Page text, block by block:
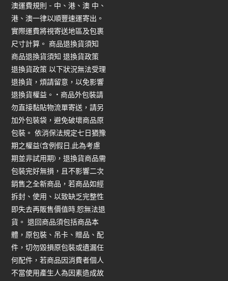
澳運費規則 - 中、港、澳 中、
港、澳一律以順豐速運寄出。
實際運費將視寄送地區及包裹
尺寸計算。 商品退換貨須知
商品退換貨須知 退換貨政策
退換貨政策 以下狀況無法受理
退換貨，煩請留意，以免影響
退換貨權益。 • 商品外包裝請
勿直接黏貼物流單寄送，請另
加外包裝袋，避免破壞商品原
包裝。 依消保法規定七日猶豫
期之權益(含例假日,此為考慮
期並非試用期)，退換貨商品需
包裝完好無損，且不影響二次
銷售之全新商品，若商品如經
拆封、使用、以致缺乏完整性
即失去再販售價值時,恕無法退
貨。 退回商品須包括商品本
體，原包裝、吊卡、贈品、配
件，切勿毀損原包裝或遺漏任
何配件，若商品因消費者個人
不當使用產生人為因素造成故